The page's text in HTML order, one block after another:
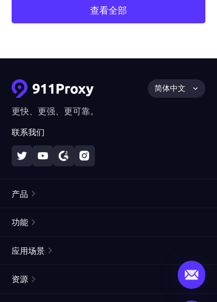
查看全部
更快、更强、更可靠。
联系我们
简体中文
产品
静态住宅代理
功能
ISP代理
应用场景
资源